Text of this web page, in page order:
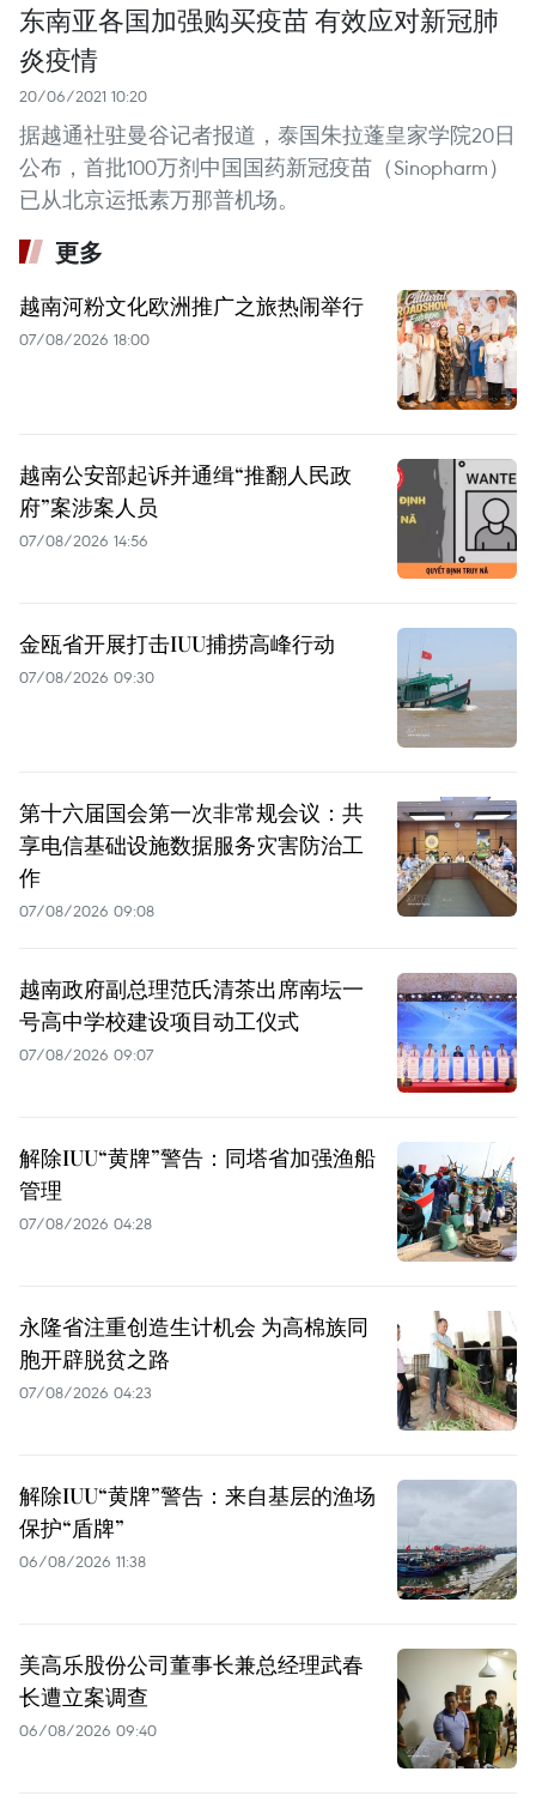
东南亚各国加强购买疫苗 有效应对新冠肺
炎疫情
20/06/2021 10:20
据越通社驻曼谷记者报道，泰国朱拉蓬皇家学院20日
公布，首批100万剂中国国药新冠疫苗（Sinopharm）
已从北京运抵素万那普机场。
更多
越南河粉文化欧洲推广之旅热闹举行
07/08/2026 18:00
越南公安部起诉并通缉“推翻人民政
府”案涉案人员
07/08/2026 14:56
金瓯省开展打击IUU捕捞高峰行动
07/08/2026 09:30
第十六届国会第一次非常规会议：共
享电信基础设施数据服务灾害防治工
作
07/08/2026 09:08
越南政府副总理范氏清茶出席南坛一
号高中学校建设项目动工仪式
07/08/2026 09:07
解除IUU“黄牌”警告：同塔省加强渔船
管理
07/08/2026 04:28
永隆省注重创造生计机会 为高棉族同
胞开辟脱贫之路
07/08/2026 04:23
解除IUU“黄牌”警告：来自基层的渔场
保护“盾牌”
06/08/2026 11:38
美高乐股份公司董事长兼总经理武春
长遭立案调查
06/08/2026 09:40